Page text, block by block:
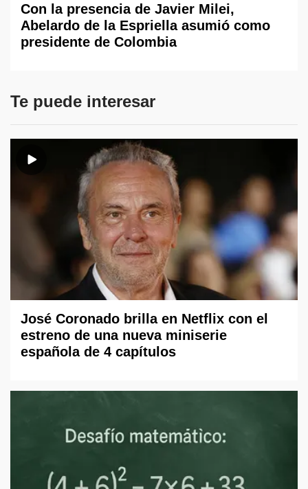
Con la presencia de Javier Milei,
Abelardo de la Espriella asumió como
presidente de Colombia
Te puede interesar
José Coronado brilla en Netflix con el
estreno de una nueva miniserie
española de 4 capítulos